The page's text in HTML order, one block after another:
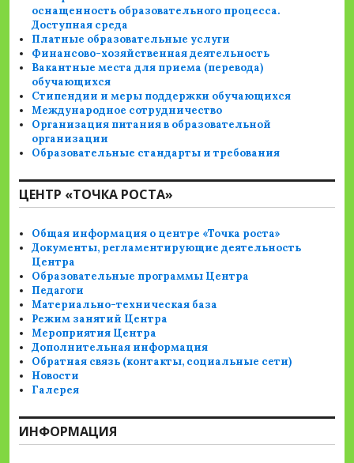
оснащенность образовательного процесса.
Доступная среда
Платные образовательные услуги
Финансово-хозяйственная деятельность
Вакантные места для приема (перевода)
обучающихся
Стипендии и меры поддержки обучающихся
Международное сотрудничество
Организация питания в образовательной
организации
Образовательные стандарты и требования
ЦЕНТР «ТОЧКА РОСТА»
Общая информация о центре «Точка роста»
Документы, регламентирующие деятельность
Центра
Образовательные программы Центра
Педагоги
Материально-техническая база
Режим занятий Центра
Мероприятия Центра
Дополнительная информация
Обратная связь (контакты, социальные сети)
Новости
Галерея
ИНФОРМАЦИЯ